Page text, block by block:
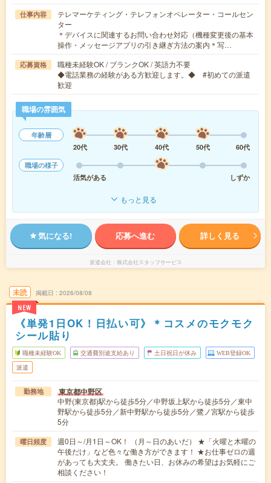
仕事内容
テレマーケティング・テレフォンオペレーター・コールセン
ター
＊デバイスに関連するお問い合わせ対応（機種変更後の基本
操作・メッセージアプリの引き継ぎ方法の案内＊写…
応募資格
職種未経験OK / ブランクOK / 英語力不要
◆電話業務の経験がある方歓迎します。◆ #初めての派遣
歓迎
職場の雰囲気
年齢層
20代
30代 40代 50代
60代
職場の様子
活気がある
しずか
もっと見る
気になる! 応募へ進む 詳しく見る
派遣会社 株式会社スタッフサービス
未読
NEW
掲載日 2026/08/08
《単発1日OK！日払い可》＊コスメのモクモク
シール貼り
職種未経験OK 交通費別途支給あり 土日祝日が休み WEB登録OK
派遣
勤務地 東京都中野区
中野(東京都)駅から徒歩5分／中野坂上駅から徒歩5分／東中
野駅から徒歩5分／新中野駅から徒歩5分／鷺ノ宮駅から徒歩
5分
曜日頻度
週0日～/月1日～OK！ （月～日のあいだ） ★「火曜と木曜の
午後だけ」など色々な働き方ができます！ ★お仕事ゼロの週
があっても大丈夫。 働きたい日、お休みの希望はお気軽にご
相談ください！